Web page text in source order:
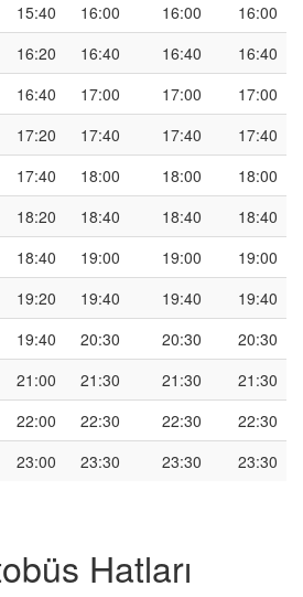
15:40 16:00 16:00
16:00
16:20 16:40 16:40
16:40
16:40 17:00 17:00
17:00
17:20 17:40 17:40
17:40
17:40 18:00 18:00
18:00
18:20 18:40 18:40
18:40
18:40 19:00 19:00
19:00
19:20 19:40 19:40
19:40
19:40 20:30 20:30
20:30
21:00 21:30 21:30
21:30
22:00 22:30 22:30
22:30
23:00 23:30 23:30 23:30
Hatları